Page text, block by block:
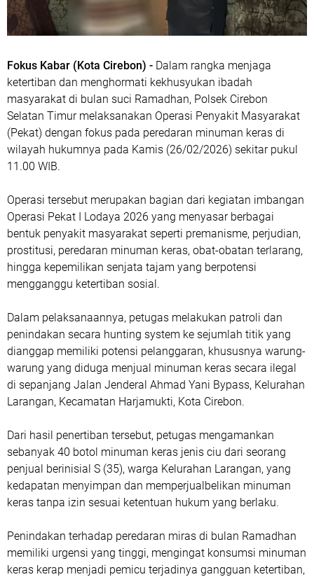
Fokus Kabar (Kota Cirebon) - Dalam rangka menjaga
ketertiban dan menghormati kekhusyukan ibadah
masyarakat di bulan suci Ramadhan, Polsek Cirebon
Selatan Timur melaksanakan Operasi Penyakit Masyarakat
(Pekat) dengan fokus pada peredaran minuman keras di
wilayah hukumnya pada Kamis (26/02/2026) sekitar pukul
11.00 WIB.
Operasi tersebut merupakan bagian dari kegiatan imbangan
Operasi Pekat I Lodaya 2026 yang menyasar berbagai
bentuk penyakit masyarakat seperti premanisme, perjudian,
prostitusi, peredaran minuman keras, obat-obatan terlarang,
hingga kepemilikan senjata tajam yang berpotensi
mengganggu ketertiban sosial.
Dalam pelaksanaannya, petugas melakukan patroli dan
penindakan secara hunting system ke sejumlah titik yang
dianggap memiliki potensi pelanggaran, khususnya warung-
warung yang diduga menjual minuman keras secara ilegal
di sepanjang Jalan Jenderal Ahmad Yani Bypass, Kelurahan
Larangan, Kecamatan Harjamukti, Kota Cirebon.
Dari hasil penertiban tersebut, petugas mengamankan
sebanyak 40 botol minuman keras jenis ciu dari seorang
penjual berinisial S (35), warga Kelurahan Larangan, yang
kedapatan menyimpan dan memperjualbelikan minuman
keras tanpa izin sesuai ketentuan hukum yang berlaku.
Penindakan terhadap peredaran miras di bulan Ramadhan
memiliki urgensi yang tinggi, mengingat konsumsi minuman
keras kerap menjadi pemicu terjadinya gangguan ketertiban,